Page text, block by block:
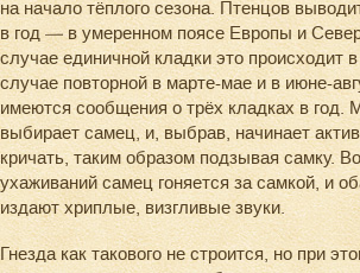
на начало тёплого сезона. Птенцов
в год — в умеренном поясе Европы и
случае единичной кладки это происходит
случае повторной в марте-мае и в июне-
имеются сообщения о трёх кладках в год.
выбирает самец, и, выбрав, начинает
кричать, таким образом подзывая самку.
ухаживаний самец гоняется за самкой, и
издают хриплые, визгливые звуки.
Гнезда как такового не строится, но при